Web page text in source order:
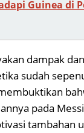
Guinea di
dampak
sudah
pada
tambahan